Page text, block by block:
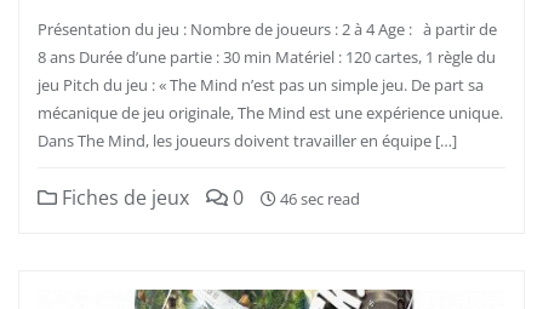
Présentation du jeu : Nombre de joueurs : 2 à 4 Age : à partir de
8 ans Durée d’une partie : 30 min Matériel : 120 cartes, 1 règle du
jeu Pitch du jeu : « The Mind n’est pas un simple jeu. De part sa
mécanique de jeu originale, The Mind est une expérience unique.
Dans The Mind, les joueurs doivent travailler en équipe […]
Fiches de jeux 0 46 sec read